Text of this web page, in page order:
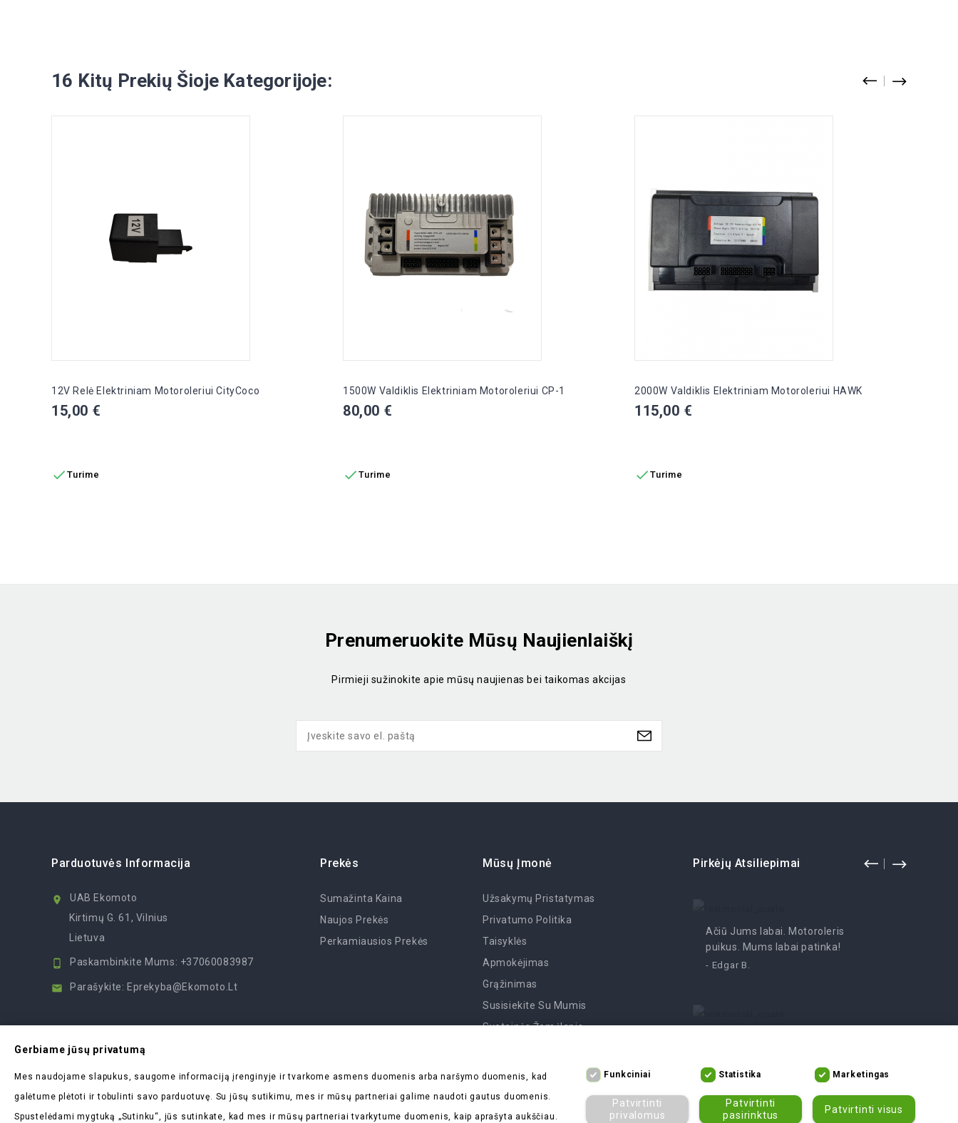
16 Kitų Prekių Šioje Kategorijoje:
12V Relė Elektriniam Motoroleriui CityCoco
Kaina
15,00 €
 Turime
1500W Valdiklis Elektriniam Motoroleriui CP-1
Kaina
80,00 €
 Turime
2000W Valdiklis Elektriniam Motoroleriui HAWK
Kaina
115,00 €
 Turime
Prenumeruokite Mūsų Naujienlaiškį
Pirmieji sužinokite apie mūsų naujienas bei taikomas akcijas
Parduotuvės Informacija

UAB Ekomoto
Kirtimų G. 61, Vilnius
Lietuva
 Paskambinkite Mums: +37060083987
 Parašykite: Eprekyba@ekomoto.lt
Prekės
Sumažinta Kaina
Naujos Prekės
Perkamiausios Prekės
Mūsų Įmonė
Užsakymų Pristatymas
Privatumo Politika
Taisyklės
Apmokėjimas
Grąžinimas
Susisiekite Su Mumis
Svetainės Žemėlapis
Pirkėjų Atsiliepimai
Ačiū Jums labai. Motoroleris
puikus. Mums labai patinka!
- Edgar B.
tikrai!
Gerbiame jūsų privatumą
Mes naudojame slapukus, saugome informaciją įrenginyje ir tvarkome asmens duomenis arba naršymo duomenis, kad
galėtume plėtoti ir tobulinti savo parduotuvę. Su jūsų sutikimu, mes ir mūsų partneriai galime naudoti gautus duomenis.
Spustelėdami mygtuką „Sutinku“, jūs sutinkate, kad mes ir mūsų partneriai tvarkytume duomenis, kaip aprašyta aukščiau.
Funkciniai Statistika Marketingas
Patvirtinti
privalomus
Patvirtinti
pasirinktus
Patvirtinti visus